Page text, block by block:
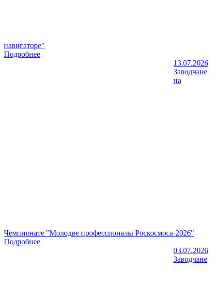
навигаторе"
Подробнее
13.07.2026
Заводчане
на
Чемпионате "Молодве профессионалы Роскосмоса-2026"
Подробнее
03.07.2026
Заводчане